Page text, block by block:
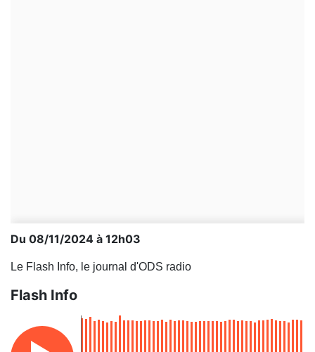
Du 08/11/2024 à 12h03
Le Flash Info, le journal d'ODS radio
Flash Info